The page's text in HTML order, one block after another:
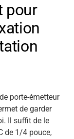
pour
porte-émetteur
de garder
Il suffit de le
de 1/4 pouce,